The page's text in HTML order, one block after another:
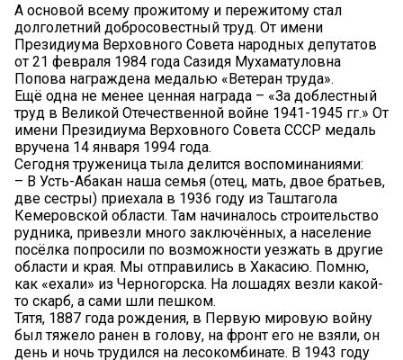
А основой всему прожитому и пережитому стал
долголетний добросовестный труд. От имени
Президиума Верховного Совета народных депутатов
от 21 февраля 1984 года Сазидя Мухаматуловна
Попова награждена медалью «Ветеран труда».
Ещё одна не менее ценная награда – «За доблестный
труд в Великой Отечественной войне 1941-1945 гг.» От
имени Президиума Верховного Совета СССР медаль
вручена 14 января 1994 года.
Сегодня труженица тыла делится воспоминаниями:
– В Усть-Абакан наша семья (отец, мать, двое братьев,
две сестры) приехала в 1936 году из Таштагола
Кемеровской области. Там начиналось строительство
рудника, привезли много заключённых, а население
посёлка попросили по возможности уезжать в другие
области и края. Мы отправились в Хакасию. Помню,
как «ехали» из Черногорска. На лошадях везли какой-
то скарб, а сами шли пешком.
Тятя, 1887 года рождения, в Первую мировую войну
был тяжело ранен в голову, на фронт его не взяли, он
день и ночь трудился на лесокомбинате. В 1943 году